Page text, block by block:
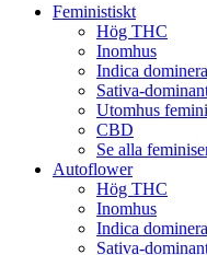
Feministiskt
Hög THC
Inomhus
Indica
Sativa-
Utomhus
CBD
Se alla
Autoflower
Hög THC
Inomhus
Indica
Sativa-